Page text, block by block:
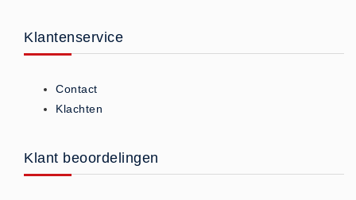
Brandwondmaterialen -
CO2 meters (0)
Klantenservice
Contact
Klachten
Klant beoordelingen